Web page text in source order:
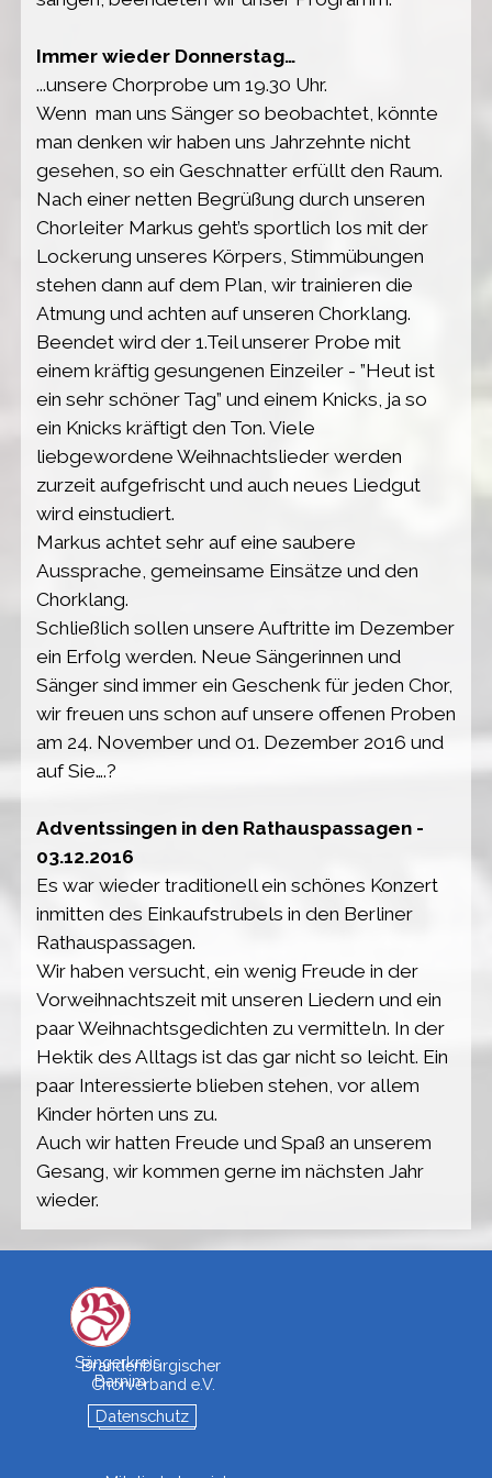
Immer wieder Donnerstag…
...unsere Chorprobe um 19.30 Uhr.
Wenn man uns Sänger so beobachtet, könnte
man denken wir haben uns Jahrzehnte nicht
gesehen, so ein Geschnatter erfüllt den Raum.
Nach einer netten Begrüßung durch unseren
Chorleiter Markus geht’s sportlich los mit der
Lockerung unseres Körpers, Stimmübungen
stehen dann auf dem Plan, wir trainieren die
Atmung und achten auf unseren Chorklang.
Beendet wird der 1.Teil unserer Probe mit
einem kräftig gesungenen Einzeiler - ”Heut ist
ein sehr schöner Tag” und einem Knicks, ja so
ein Knicks kräftigt den Ton. Viele
liebgewordene Weihnachtslieder werden
zurzeit aufgefrischt und auch neues Liedgut
wird einstudiert.
Markus achtet sehr auf eine saubere
Aussprache, gemeinsame Einsätze und den
Chorklang.
Schließlich sollen unsere Auftritte im Dezember
ein Erfolg werden. Neue Sängerinnen und
Sänger sind immer ein Geschenk für jeden Chor,
wir freuen uns schon auf unsere offenen Proben
am 24. November und 01. Dezember 2016 und
auf Sie….?
Adventssingen in den Rathauspassagen -
03.12.2016
Es war wieder traditionell ein schönes Konzert
inmitten des Einkaufstrubels in den Berliner
Rathauspassagen.
Wir haben versucht, ein wenig Freude in der
Vorweihnachtszeit mit unseren Liedern und ein
paar Weihnachtsgedichten zu vermitteln. In der
Hektik des Alltags ist das gar nicht so leicht. Ein
paar Interessierte blieben stehen, vor allem
Kinder hörten uns zu.
Auch wir hatten Freude und Spaß an unserem
Gesang, wir kommen gerne im nächsten Jahr
wieder.
Impressum
Datenschutz
Sängerkreis
Barnim
Brandenburgischer
Chorverband e.V.